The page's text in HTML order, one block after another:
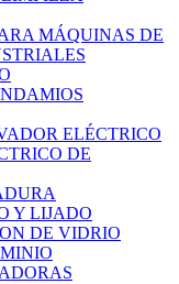
MÁQUINAS DE
ELÉCTRICO
DE
Y LIJADO
DE VIDRIO